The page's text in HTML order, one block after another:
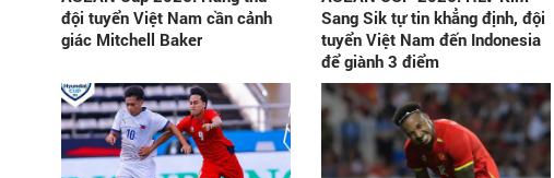
đội tuyển Việt Nam cần cảnh
giác Mitchell Baker
Sang Sik tự tin khẳng định, đội
tuyển Việt Nam đến Indonesia
để giành 3 điểm